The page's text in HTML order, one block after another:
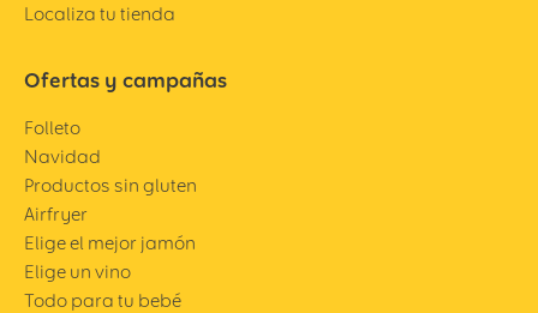
Localiza tu tienda
Ofertas y campañas
Folleto
Navidad
Productos sin gluten
Airfryer
Elige el mejor jamón
Elige un vino
Todo para tu bebé